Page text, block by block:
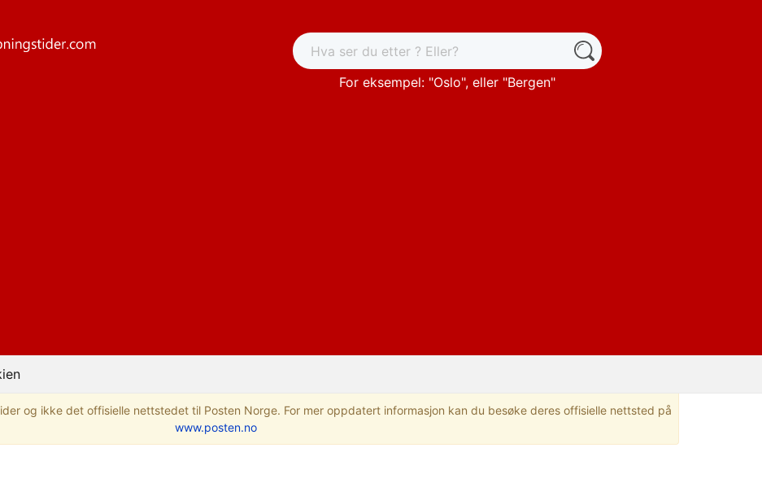
For eksempel: "Oslo", eller "Bergen"
og ikke det offisielle nettstedet til Posten Norge. For mer oppdatert informasjon kan du besøke deres offisielle nettsted på
www.posten.no